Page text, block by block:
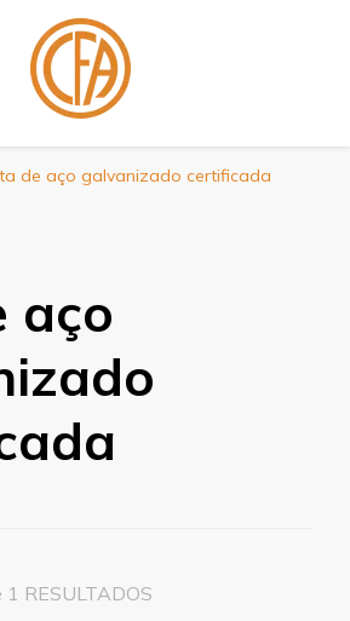
de aço galvanizado certificada
aço
RESULTADOS